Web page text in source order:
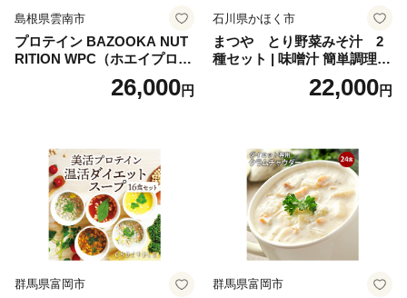
島根県雲南市
プロテイン BAZOOKA NUT
RITION WPC（ホエイプロテ
イン）＜プレーン＞ 900g｜
バズーカ岡田監修・植物由来
ロン [AIEN005]
26,000円
石川県かほく市
まつや とり野菜みそ汁 2
種セット | 味噌汁 簡単調理
お味噌 おみそ みそ とり野菜
時短料理 時短ごはん ご当地
22,000円
群馬県富岡市 群馬県富岡市